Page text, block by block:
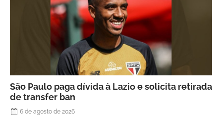
São Paulo paga dívida à Lazio e solicita retirada
de transfer ban
6 de agosto de 2026